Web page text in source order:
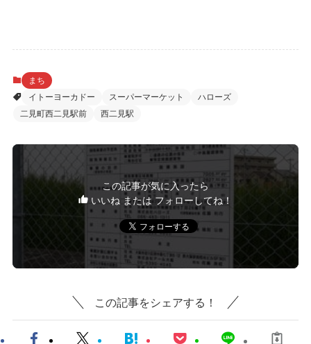
まち
イトーヨーカドー
スーパーマーケット
ハローズ
二見町西二見駅前
西二見駅
この記事が気に入ったら
いいね または フォローしてね！
この記事をシェアする！